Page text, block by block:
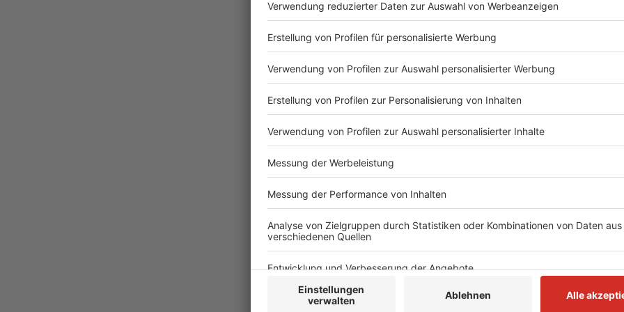
Das sagt Luisa Neubauer von Fridays For
Anzeige
Thorsten Ortmann
Luisa Neubauer von Fridays For Future im
Lützerath ist mittlerweile für Klimaaktivisten aus
geworden. Aus ihrer Sicht steht der Ort
Ampel. Ausgerechnet die Grünen bekommen in